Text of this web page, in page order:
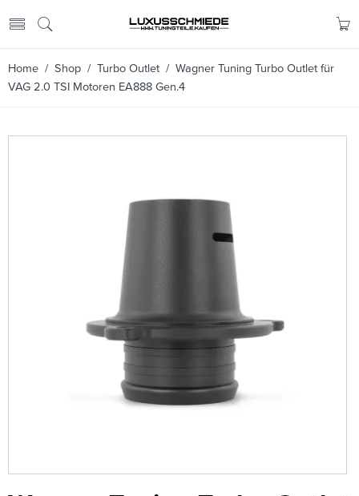
Home / Shop / Turbo Outlet / Wagner Tuning Turbo Outlet für
VAG 2.0 TSI Motoren EA888 Gen.4